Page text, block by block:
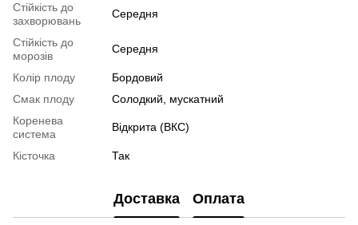
Стійкість до
захворювань
Середня
Стійкість до
морозів
Середня
Колір плоду
Бордовий
Смак плоду
Солодкий, мускатний
Коренева
система
Відкрита (ВКС)
Кісточка Так
Доставка Оплата